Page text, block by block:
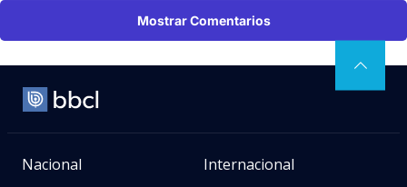
Mostrar Comentarios
Nacional Internacional